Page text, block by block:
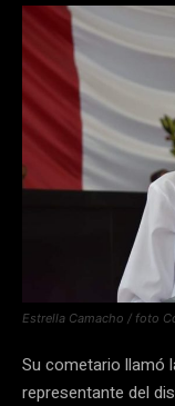
Estrella Camacho / foto
Su cometario llamó
representante del